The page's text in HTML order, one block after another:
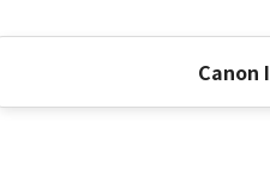
Canon